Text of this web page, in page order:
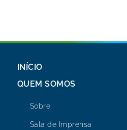
INÍCIO
QUEM SOMOS
Sobre
Sala de Imprensa